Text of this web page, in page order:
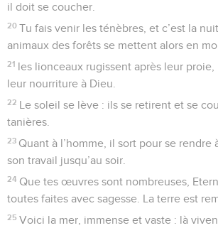
il doit se coucher.
20 Tu fais venir les ténèbres, et c’est la
animaux des forêts se mettent alors en
21 les lionceaux rugissent après leur
leur nourriture à Dieu.
22 Le soleil se lève : ils se retirent et se
tanières.
23 Quant à l’homme, il sort pour se rendre
son travail jusqu’au soir.
24 Que tes œuvres sont nombreuses,
toutes faites avec sagesse. La terre est
25 Voici la mer, immense et vaste : là